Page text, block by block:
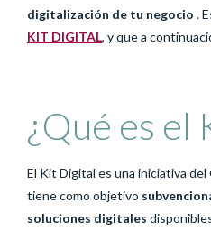
digitalización de tu negocio .
KIT DIGITAL, y que a
¿Qué es el
El Kit Digital es una iniciativa
tiene como objetivo
soluciones digitales